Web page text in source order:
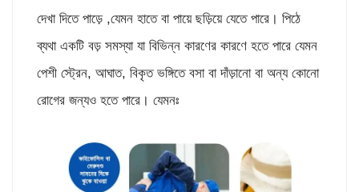
দেখা দিতে পাড়ে ,যেমন হাতে বা পায়ে ছড়িয়ে যেতে পারে। পিঠে
ব্যথা একটি বড় সমস্যা যা বিভিন্ন কারণের কারণে হতে পারে যেমন
পেশী স্ট্রেন, আঘাত, বিকৃত ভঙ্গিতে বসা বা দাঁড়ানো বা অন্য কোনো
রোগের জন্যও হতে পারে। যেমনঃ